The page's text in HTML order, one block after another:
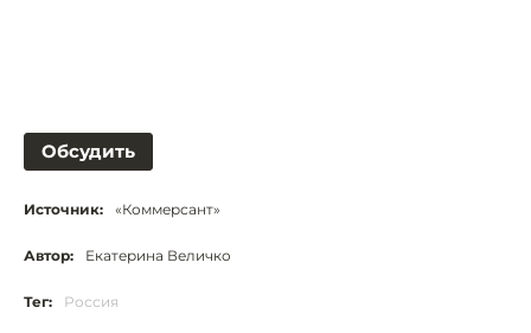
Обсудить
Источник: «Коммерсант»
Автор: Екатерина Величко
Тег: Россия